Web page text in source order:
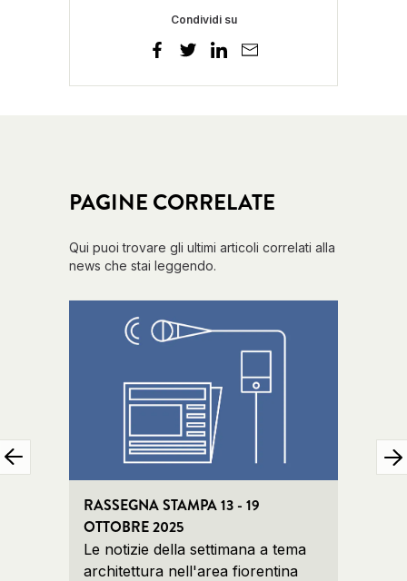
Condividi su
PAGINE CORRELATE
Qui puoi trovare gli ultimi articoli correlati alla
news che stai leggendo.
RASSEGNA STAMPA 13 - 19
OTTOBRE 2025
Le notizie della settimana a tema
architettura nell'area fiorentina